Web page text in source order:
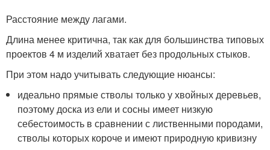
Расстояние между лагами.
Длина менее критична, так как для большинства типовых
проектов 4 м изделий хватает без продольных стыков.
При этом надо учитывать следующие нюансы:
идеально прямые стволы только у хвойных деревьев,
поэтому доска из ели и сосны имеет низкую
себестоимость в сравнении с лиственными породами,
стволы которых короче и имеют природную кривизну